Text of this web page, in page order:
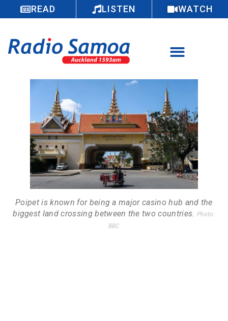
READ LISTEN WATCH
Poipet is known for being a major casino hub and the
biggest land crossing between the two countries. Photo:
BBC